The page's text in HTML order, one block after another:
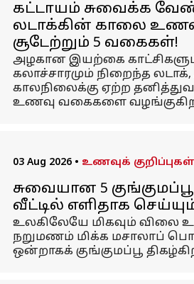
கட்டாயம் சுவைக்க
லடாக்கின் காலை
சூடேற்றும் 5 வகைகள்!
அழகான இயற்கை
கலாச்சாரமும் நிறைந்த
காலநிலைக்கு ஏற்ற
உணவு வகைகளை
03 Aug 2026 • உணவுக் குறிப்புகள்
சுவையான 5
வீட்டில் எளிதாக
உலகிலேயே மிகவும் விலை
நறுமணம் மிக்க மசாலாப்
ஒன்றாகக் குங்குமப்பூ